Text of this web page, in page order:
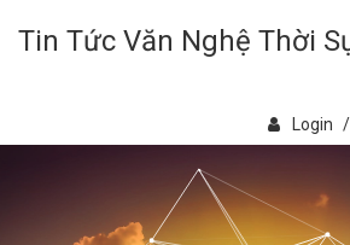
Tin Tức Văn Nghệ Thời
Login /